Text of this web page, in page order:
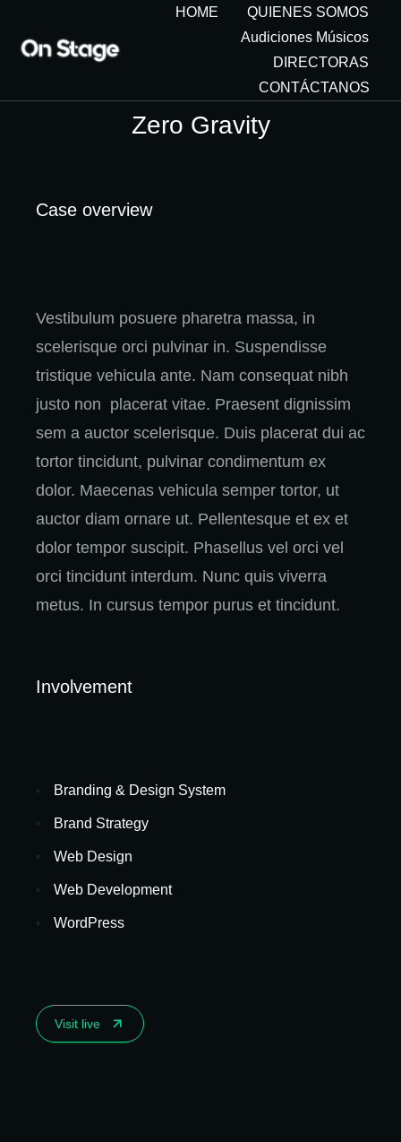
HOME
QUIENES SOMOS
Audiciones Músicos
DIRECTORAS
CONTÁCTANOS
Zero Gravity
Case overview
Vestibulum posuere pharetra massa, in
scelerisque orci pulvinar in. Suspendisse
tristique vehicula ante. Nam consequat nibh
justo non placerat vitae. Praesent dignissim
sem a auctor scelerisque. Duis placerat dui ac
tortor tincidunt, pulvinar condimentum ex
dolor. Maecenas vehicula semper tortor, ut
auctor diam ornare ut. Pellentesque et ex et
dolor tempor suscipit. Phasellus vel orci vel
orci tincidunt interdum. Nunc quis viverra
metus. In cursus tempor purus et tincidunt.
Involvement
Branding & Design System
Brand Strategy
Web Design
Web Development
WordPress
Visit live